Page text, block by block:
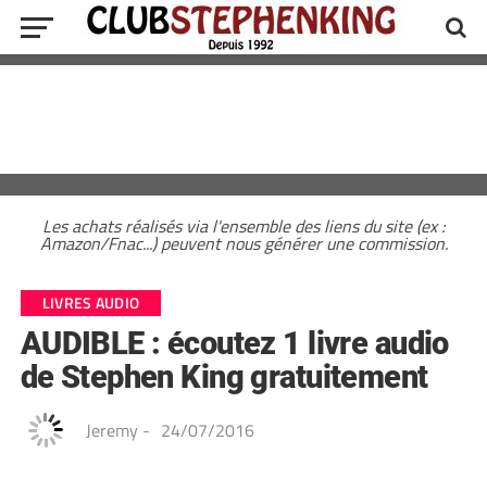
Les achats réalisés via l'ensemble des liens du site (ex :
Amazon/Fnac...) peuvent nous générer une commission.
LIVRES AUDIO
AUDIBLE : écoutez 1 livre audio
de Stephen King gratuitement
Jeremy - 24/07/2016